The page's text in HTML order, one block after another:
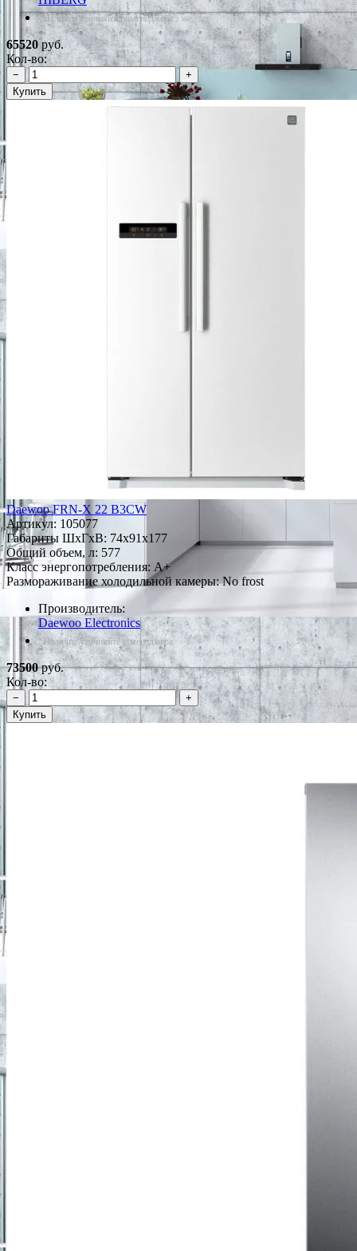
*Наличие уточняйте у менеджера
65520руб.
Кол-во:
−
+
Купить
Daewoo FRN-X 22 B3CW
Артикул: 105077
Габариты ШxГxВ: 74x91x177
Общий объем, л: 577
Класс энергопотребления: A+
Размораживание холодильной камеры: No frost
Производитель:
Daewoo Electronics
*Наличие уточняйте у менеджера
73500руб.
Кол-во:
−
+
Купить